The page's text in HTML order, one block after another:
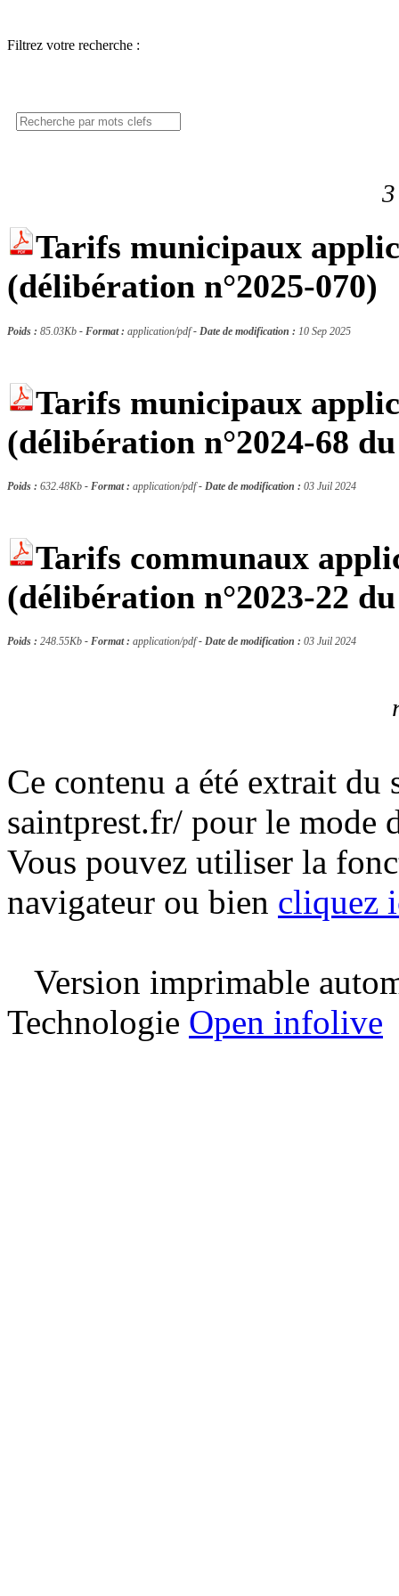
Filtrez votre recherche :
Tarifs municipaux
(délibération n°2025-070)
Poids : 85.03Kb - Format : application/pdf- Date de modification : 10 Sep 2025
Tarifs municipaux
(délibération n°2024-68
Poids : 632.48Kb - Format : application/pdf- Date de modification : 03 Juil 2024
Tarifs communaux
(délibération n°2023-22
Poids : 248.55Kb - Format : application/pdf- Date de modification : 03 Juil 2024
Ce contenu a été extrait
saintprest.fr/ pour le mode
Vous pouvez utiliser la
navigateur ou bien cliquez
Version imprimable
Technologie Open infolive